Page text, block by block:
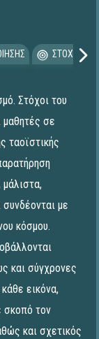
Στόχοι του
μαθητές σε
ταοϊστικής
με
κόσμου.
και σύγχρονες
εικόνα,
σκοπό τον
και σχετικός